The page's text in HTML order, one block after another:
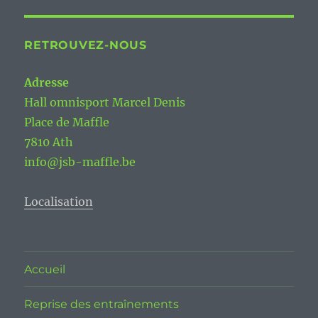
RETROUVEZ-NOUS
Adresse
Hall omnisport Marcel Denis
Place de Maffle
7810 Ath
info@jsb-maffle.be
Localisation
Accueil
Reprise des entraînements